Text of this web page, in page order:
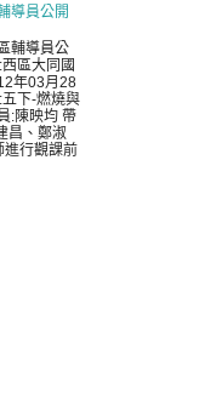
導員公開
輔導員公
區大同國
年03月28
五下-燃燒與
:陳映均 帶
昌、鄭淑
進行觀課前